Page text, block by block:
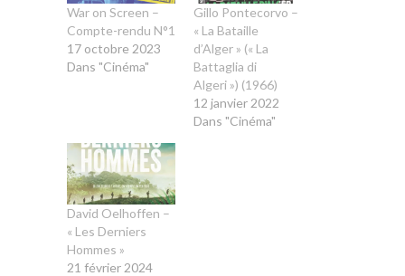
War on Screen –
Compte-rendu N°1
17 octobre 2023
Dans "Cinéma"
Gillo Pontecorvo –
« La Bataille
d’Alger » (« La
Battaglia di
Algeri ») (1966)
12 janvier 2022
Dans "Cinéma"
David Oelhoffen –
« Les Derniers
Hommes »
21 février 2024